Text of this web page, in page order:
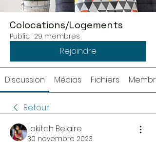
Colocations/Logements
Public · 29 membres
Rejoindre
Discussion Médias Fichiers
Retour
Lokitah Belaire
30 novembre 2023